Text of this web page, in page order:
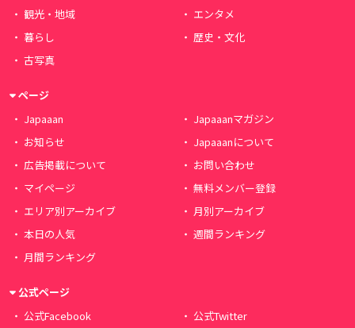
観光・地域
エンタメ
暮らし
歴史・文化
古写真
ページ
Japaaan
Japaaanマガジン
お知らせ
Japaaanについて
広告掲載について
お問い合わせ
マイページ
無料メンバー登録
エリア別アーカイブ
月別アーカイブ
本日の人気
週間ランキング
月間ランキング
公式ページ
公式Facebook
公式Twitter